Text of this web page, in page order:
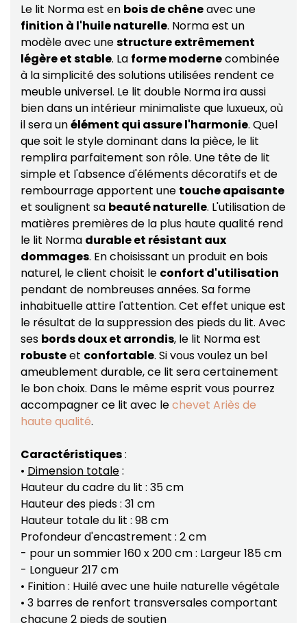
Le lit Norma est en bois de chêneavec une
finition à l'huile naturelle. Norma est un
modèle avec unestructure extrêmement
légère et stable. La forme modernecombinée
à la simplicité des solutions utilisées rendent ce
meuble universel. Le lit double Norma ira aussi
bien dans un intérieur minimaliste que luxueux, où
il sera unélément qui assure l'harmonie. Quel
que soit le style dominant dans la pièce, le lit
remplira parfaitement son rôle. Une tête de lit
simple et l'absence d'éléments décoratifs et de
rembourrage apportent une touche apaisante
et soulignent sa beauté naturelle. L'utilisation de
matières premières de la plus haute qualité rend
le lit Norma durable et résistant aux
dommages. En choisissant un produit en bois
naturel, le client choisit le confort d'utilisation
pendant de nombreuses années. Sa forme
inhabituelle attire l'attention. Cet effet unique est
le résultat de la suppression des pieds du lit. Avec
ses bords doux et arrondis, le lit Norma est
robusteet confortable. Si vous voulez un bel
ameublement durable, ce lit sera certainement
le bon choix. Dans le même esprit vous pourrez
accompagner ce lit avec lechevet Ariès de
haute qualité.
Caractéristiques:
• Dimension totale:
Hauteur du cadre du lit : 35 cm
Hauteur des pieds : 31 cm
Hauteur totale du lit : 98 cm
Profondeur d'encastrement : 2 cm
- pour un sommier 160 x 200 cm : Largeur 185 cm
- Longueur 217 cm
• Finition : Huilé avec une huile naturelle végétale
• 3 barres de renfort transversales comportant
chacune 2 pieds de soutien